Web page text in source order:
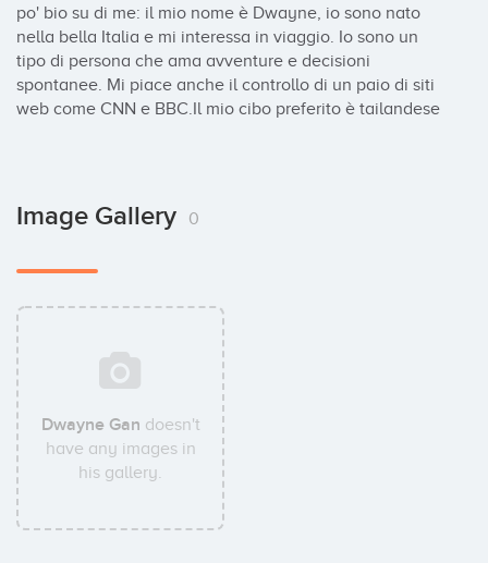
po' bio su di me: il mio nome è Dwayne, io sono nato
nella bella Italia e mi interessa in viaggio. Io sono un
tipo di persona che ama avventure e decisioni
spontanee. Mi piace anche il controllo di un paio di siti
web come CNN e BBC.Il mio cibo preferito è tailandese
Image Gallery 0
Dwayne Gan doesn't
have any images in
his gallery.